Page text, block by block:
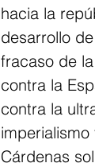
hacia la
desarrollo
fracaso de
contra la
contra la
Cárdenas